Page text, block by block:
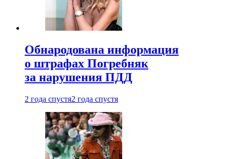
Обнародована информация
о штрафах Погребняк
за нарушения ПДД
2 года спустя2 года спустя